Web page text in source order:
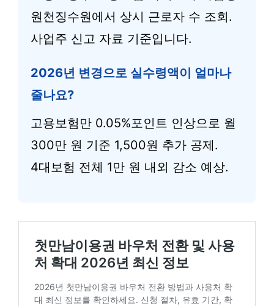
원천징수원에서 상시 근로자 수 조회.
사업주 신고 자료 기준입니다.
2026년 변경으로 실수령액이 얼마나
줄나요?
고용보험만 0.05%포인트 인상으로 월
300만 원 기준 1,500원 추가 공제.
4대보험 전체 1만 원 내외 감소 예상.